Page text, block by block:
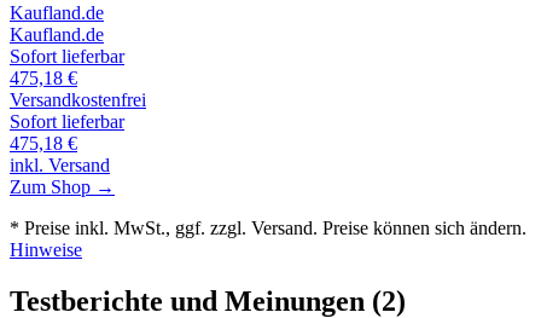
Kaufland.de
Kaufland.de
Sofort lieferbar
475,18 €
Versandkostenfrei
Sofort lieferbar
475,18 €
inkl. Versand
Zum Shop →
* Preise inkl. MwSt., ggf. zzgl. Versand. Preise können sich ändern.
Hinweise
Testberichte und Meinungen (2)